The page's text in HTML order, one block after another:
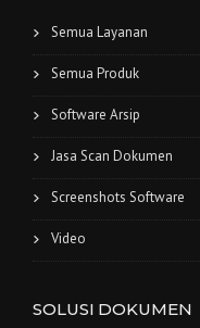
Semua Layanan
Semua Produk
Software Arsip
Jasa Scan Dokumen
Screenshots Software
Video
SOLUSI DOKUMEN